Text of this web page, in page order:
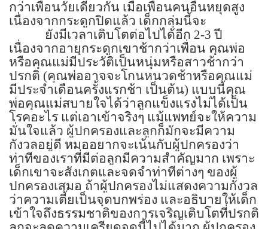
กว่าเพื่อนวัยเดียวกัน เมื่อเพื่อนคนอื่นหยุดสูง
เนื่องจากกระดูกปิดแล้ว เด็กกลุ่มนี้จะ
ยังมีเวลาเติบโตต่อไปได้อีก 2-3ปี
เนื่องจากอายุกระดูกเขาช้ากว่าเพื่อน คุณพ่อ
หรือคุณแม่มีประวัติเป็นหนุ่มหรือสาวช้ากว่า
ปรกติ (คุณพ่ออาจจะโกนหนวดช้าหรือคุณแม่
มีประจำเดือนครั้งแรกช้า เป็นต้น) แบบนี้คุณ
พ่อคุณแม่สบายใจได้ว่าลูกแข็งแรงไม่ได้เป็น
โรคอะไร แต่เอาเข้าจริงๆ แม้แพทย์จะให้ความ
มั่นใจแล้ว ผู้ปกครองและลูกก็มักจะมีความ
กังวลอยู่ดี หมออยากจะเน้นกับผู้ปกครองว่า
ท่าทีของเราที่มีต่อลูกมีความสำคัญมาก เพราะ
เด็กเขาจะสังเกตและจดจำท่าทีต่างๆ ของผู้
ปกครองเสมอ ถ้าผู้ปกครองไม่แสดงความกังวล
ว่าความเตี้ยเป็นจุดบกพร่อง และอธิบายให้เด็ก
เข้าใจถึงธรรมชาติของการเจริญเติบโตที่ปรกติ